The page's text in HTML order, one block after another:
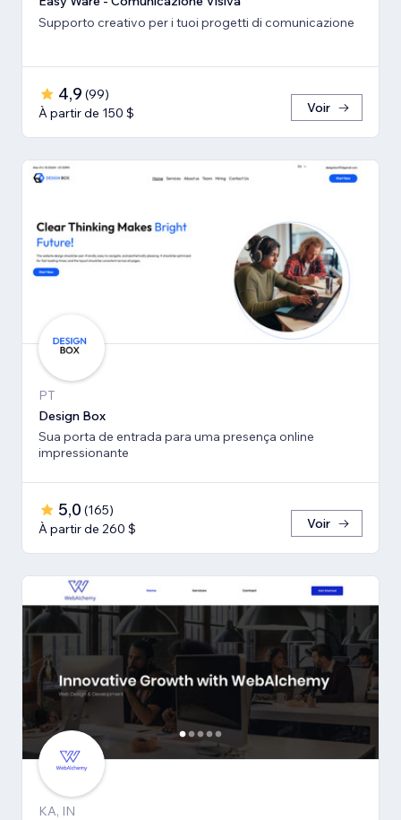
Supporto creativo per i tuoi progetti di comunicazione
4,9 (99)
À partir de 150 $
Voir
PT
Design Box
Sua porta de entrada para uma presença online
impressionante
5,0 (165)
À partir de 260 $
Voir
KA, IN